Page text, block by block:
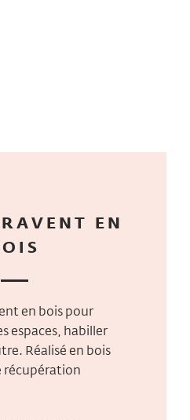
EN
en bois pour
espaces, habiller
Réalisé en bois
récupération